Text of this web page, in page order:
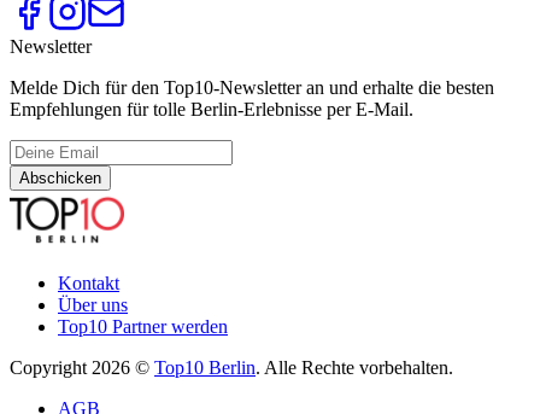
Newsletter
Melde Dich für den Top10-Newsletter an und erhalte die besten
Empfehlungen für tolle Berlin-Erlebnisse per E-Mail.
Abschicken
Kontakt
Über uns
Top10 Partner werden
Copyright 2026 © Top10 Berlin. Alle Rechte vorbehalten.
AGB